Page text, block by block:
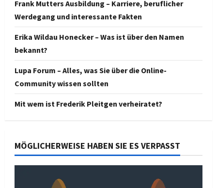
Frank Mutters Ausbildung – Karriere, beruflicher
Werdegang und interessante Fakten
Erika Wildau Honecker – Was ist über den Namen
bekannt?
Lupa Forum – Alles, was Sie über die Online-
Community wissen sollten
Mit wem ist Frederik Pleitgen verheiratet?
MÖGLICHERWEISE HABEN SIE ES VERPASST